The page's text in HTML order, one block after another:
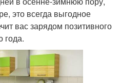
это всегда выгодное
вас зарядом позитивного
года.